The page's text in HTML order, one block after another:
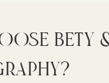
BETY